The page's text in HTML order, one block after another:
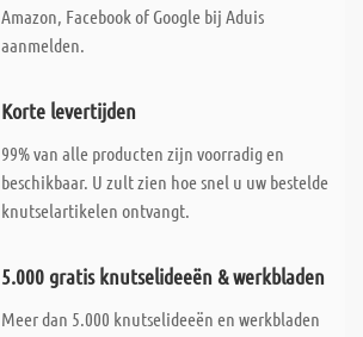
Amazon, Facebook of Google bij Aduis
aanmelden.
Korte levertijden
99% van alle producten zijn voorradig en
beschikbaar. U zult zien hoe snel u uw bestelde
knutselartikelen ontvangt.
5.000 gratis knutselideeën & werkbladen
Meer dan 5.000 knutselideeën en werkbladen